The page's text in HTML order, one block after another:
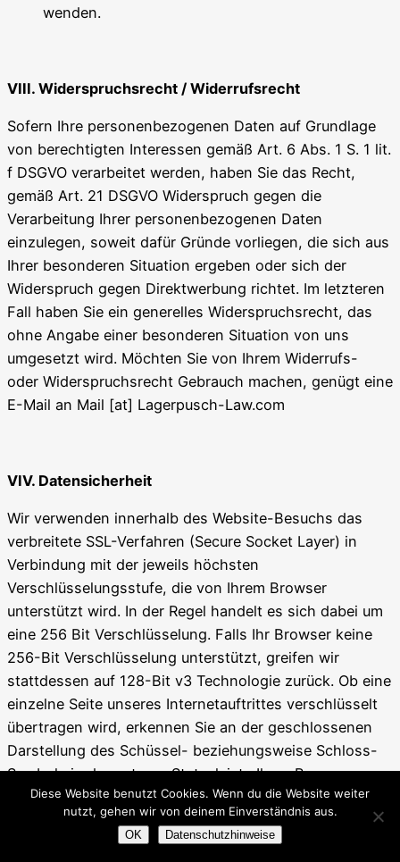
wenden.
VIII. Widerspruchsrecht / Widerrufsrecht
Sofern Ihre personenbezogenen Daten auf Grundlage
von berechtigten Interessen gemäß Art. 6 Abs. 1 S. 1 lit.
f DSGVO verarbeitet werden, haben Sie das Recht,
gemäß Art. 21 DSGVO Widerspruch gegen die
Verarbeitung Ihrer personenbezogenen Daten
einzulegen, soweit dafür Gründe vorliegen, die sich aus
Ihrer besonderen Situation ergeben oder sich der
Widerspruch gegen Direktwerbung richtet. Im letzteren
Fall haben Sie ein generelles Widerspruchsrecht, das
ohne Angabe einer besonderen Situation von uns
umgesetzt wird. Möchten Sie von Ihrem Widerrufs-
oder Widerspruchsrecht Gebrauch machen, genügt eine
E-Mail an Mail [at] Lagerpusch-Law.com
VIV. Datensicherheit
Wir verwenden innerhalb des Website-Besuchs das
verbreitete SSL-Verfahren (Secure Socket Layer) in
Verbindung mit der jeweils höchsten
Verschlüsselungsstufe, die von Ihrem Browser
unterstützt wird. In der Regel handelt es sich dabei um
eine 256 Bit Verschlüsselung. Falls Ihr Browser keine
256-Bit Verschlüsselung unterstützt, greifen wir
stattdessen auf 128-Bit v3 Technologie zurück. Ob eine
einzelne Seite unseres Internetauftrittes verschlüsselt
übertragen wird, erkennen Sie an der geschlossenen
Darstellung des Schüssel- beziehungsweise Schloss-
Symbols in der unteren Statusleiste Ihres Browsers.
Wir bedienen uns im Übrigen geeigneter technischer
und organisatorischer Sicherheitsmaßnahmen, um Ihre
Diese Website benutzt Cookies. Wenn du die Website weiter
nutzt, gehen wir von deinem Einverständnis aus.
OK Datenschutzhinweise